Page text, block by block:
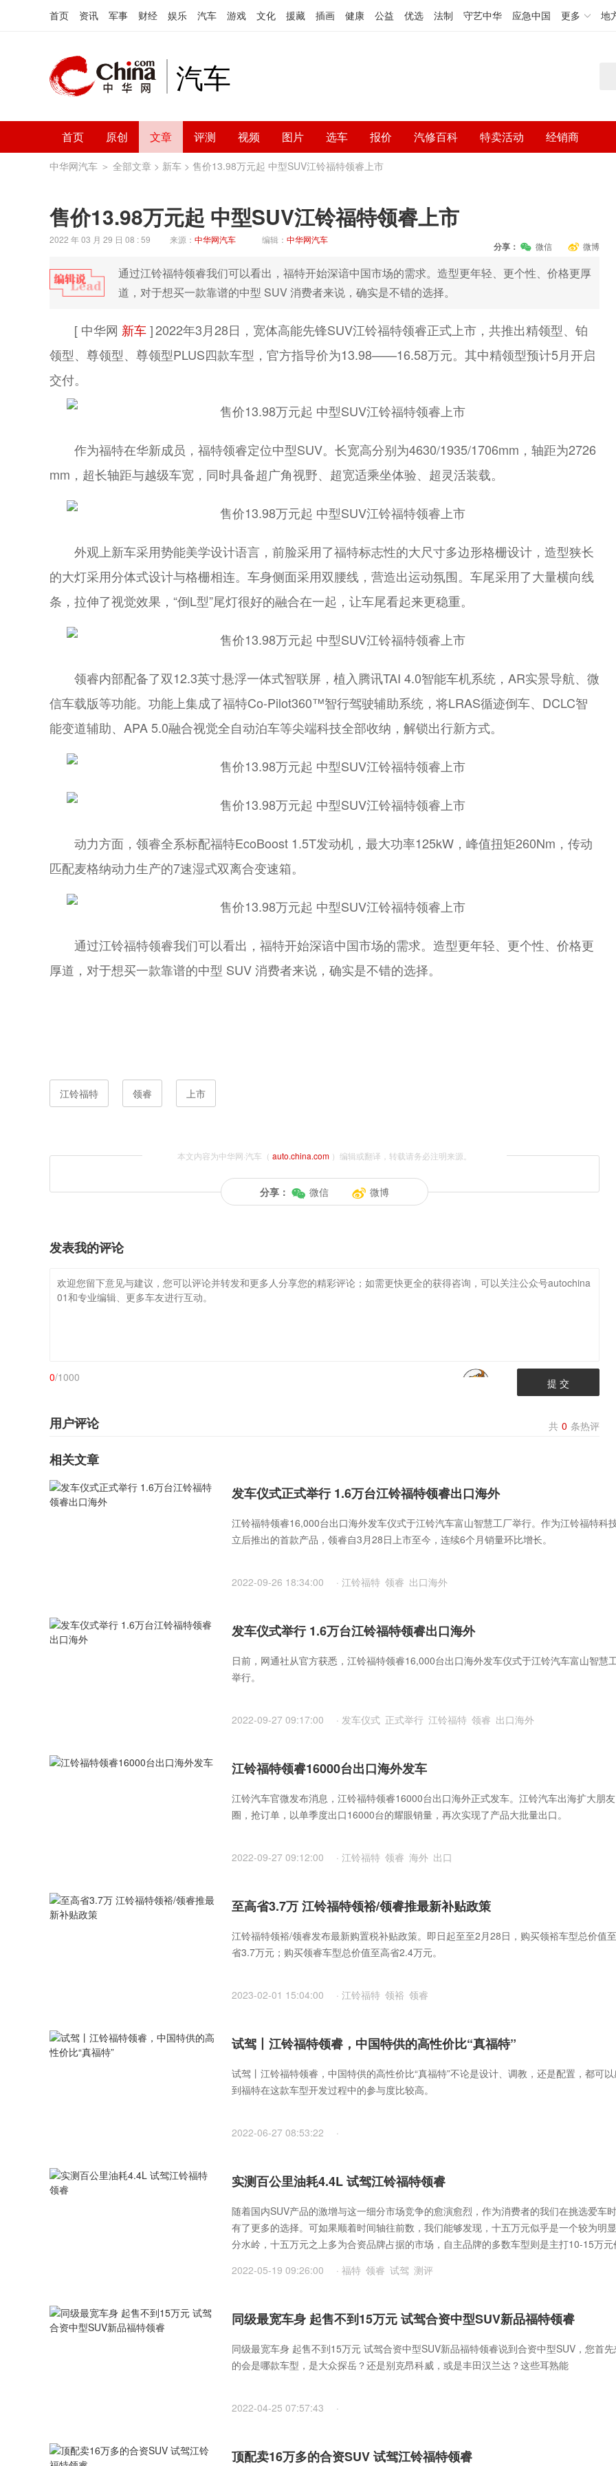
首页 资讯 军事 财经 娱乐 汽车 游戏 文化 援藏 插画 健康 公益 优选 法制 守艺中华 应急中国 更多 地
汽车
首页 原创 文章 评测 视频 图片 选车 报价 汽修百科 特卖活动 经销商
中华网汽车 ＞ 全部文章 > 新车 > 售价13.98万元起 中型SUV江铃福特领睿上市
售价13.98万元起 中型SUV江铃福特领睿上市
2022 年 03 月 29 日 08 : 59 来源： 中华网汽车 编辑： 中华网汽车
分享： 微信 微博
通过江铃福特领睿我们可以看出，福特开始深谙中国市场的需求。造型更年轻、更个性、价格更厚
道，对于想买一款靠谱的中型 SUV 消费者来说，确实是不错的选择。
[ 中华网 新车]2022年3月28日，宽体高能先锋SUV江铃福特领睿正式上市，共推出精领型、铂
领型、尊领型、尊领型PLUS四款车型，官方指导价为13.98——16.58万元。其中精领型预计5月开启
交付。
作为福特在华新成员，福特领睿定位中型SUV。长宽高分别为4630/1935/1706mm，轴距为2726
mm，超长轴距与越级车宽，同时具备超广角视野、超宽适乘坐体验、超灵活装载。
外观上新车采用势能美学设计语言，前脸采用了福特标志性的大尺寸多边形格栅设计，造型狭长
的大灯采用分体式设计与格栅相连。车身侧面采用双腰线，营造出运动氛围。车尾采用了大量横向线
条，拉伸了视觉效果，“倒L型”尾灯很好的融合在一起，让车尾看起来更稳重。
领睿内部配备了双12.3英寸悬浮一体式智联屏，植入腾讯TAI 4.0智能车机系统，AR实景导航、微
信车载版等功能。功能上集成了福特Co-Pilot360™智行驾驶辅助系统，将LRAS循迹倒车、DCLC智
能变道辅助、APA 5.0融合视觉全自动泊车等尖端科技全部收纳，解锁出行新方式。
动力方面，领睿全系标配福特EcoBoost 1.5T发动机，最大功率125kW，峰值扭矩260Nm，传动
匹配麦格纳动力生产的7速湿式双离合变速箱。
通过江铃福特领睿我们可以看出，福特开始深谙中国市场的需求。造型更年轻、更个性、价格更
厚道，对于想买一款靠谱的中型 SUV 消费者来说，确实是不错的选择。
江铃福特 领睿 上市
本文内容为中华网·汽车（ auto.china.com ）编辑或翻译，转载请务必注明来源。
分享： 微信 微博
发表我的评论
0/1000 提 交
用户评论 共 0 条热评
相关文章
发车仪式正式举行 1.6万台江铃福特领睿出口海外
江铃福特领睿16,000台出口海外发车仪式于江铃汽车富山智慧工厂举行。作为江铃福特科
立后推出的首款产品，领睿自3月28日上市至今，连续6个月销量环比增长。
2022-09-26 18:34:00 · 江铃福特 领睿 出口海外
发车仪式举行 1.6万台江铃福特领睿出口海外
日前，网通社从官方获悉，江铃福特领睿16,000台出口海外发车仪式于江铃汽车富山智慧
举行。
2022-09-27 09:17:00 · 发车仪式 正式举行 江铃福特 领睿 出口海外
江铃福特领睿16000台出口海外发车
江铃汽车官微发布消息，江铃福特领睿16000台出口海外正式发车。江铃汽车出海扩大朋友
圈，抢订单，以单季度出口16000台的耀眼销量，再次实现了产品大批量出口。
2022-09-27 09:12:00 · 江铃福特 领睿 海外 出口
至高省3.7万 江铃福特领裕/领睿推最新补贴政策
江铃福特领裕/领睿发布最新购置税补贴政策。即日起至至2月28日，购买领裕车型总价值
省3.7万元；购买领睿车型总价值至高省2.4万元。
2023-02-01 15:04:00 · 江铃福特 领裕 领睿
试驾丨江铃福特领睿，中国特供的高性价比“真福特”
试驾丨江铃福特领睿，中国特供的高性价比“真福特”​不论是设计、调教，还是配置，都可
到福特在这款车型开发过程中的参与度比较高。
2022-06-27 08:53:22 ·
实测百公里油耗4.4L 试驾江铃福特领睿
随着国内SUV产品的激增与这一细分市场竞争的愈演愈烈，作为消费者的我们在挑选爱车
有了更多的选择。可如果顺着时间轴往前数，我们能够发现，十五万元似乎是一个较为明
分水岭，十五万元之上多为合资品牌占据的市场，自主品牌的多数车型则是主打10-15万元
型形成了强有力的降维打击。
2022-05-19 09:26:00 · 福特 领睿 试驾 测评
同级最宽车身 起售不到15万元 试驾合资中型SUV新品福特领睿
同级最宽车身 起售不到15万元 试驾合资中型SUV新品福特领睿说到合资中型SUV，您首
的会是哪款车型，是大众探岳？还是别克昂科威，或是丰田汉兰达？这些耳熟能
2022-04-25 07:57:43 ·
顶配卖16万多的合资SUV 试驾江铃福特领睿